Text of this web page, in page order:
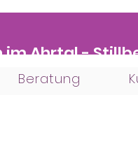
im Ahrtal -
Beratung